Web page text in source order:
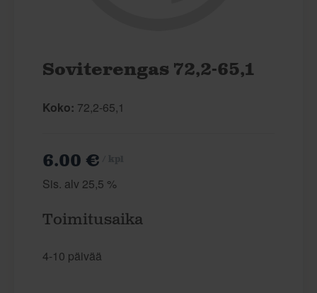
Soviterengas 72,2-65,1
Koko: 72,2-65,1
6.00 €
Sis. alv 25,5 %
Toimitusaika
4-10 päivää